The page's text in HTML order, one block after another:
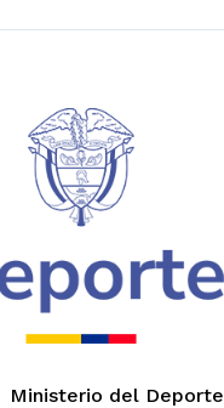
Ministerio del Deporte